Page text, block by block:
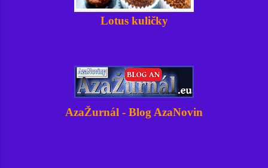
Lotus kuličky
AzaŽurnál - Blog AzaNovin